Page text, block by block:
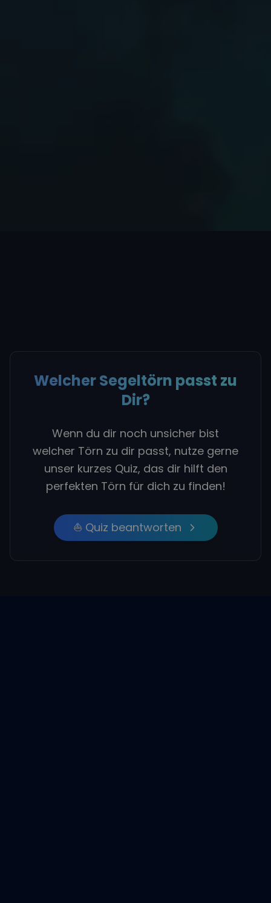
Welcher Segeltörn passt zu
Dir?
Wenn du dir noch unsicher bist
welcher Törn zu dir passt, nutze gerne
unser kurzes Quiz, das dir hilft den
perfekten Törn für dich zu finden!
⛵ Quiz beantworten